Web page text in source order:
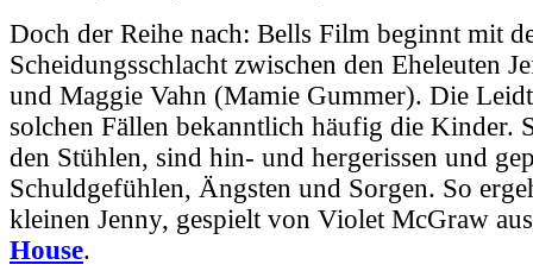
Doch der Reihe nach: Bells Film beginnt mit
Scheidungsschlacht zwischen den Eheleuten
und Maggie Vahn (Mamie Gummer). Die
solchen Fällen bekanntlich häufig die Kinder.
den Stühlen, sind hin- und hergerissen und
Schuldgefühlen, Ängsten und Sorgen. So
kleinen Jenny, gespielt von Violet McGraw
House.